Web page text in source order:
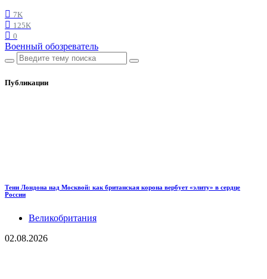
7K
125K
0
Военный обозреватель
Публикации
Тени Лондона над Москвой: как британская корона вербует «элиту» в сердце
России
Великобритания
02.08.2026